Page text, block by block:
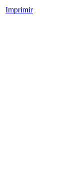
Imprimir